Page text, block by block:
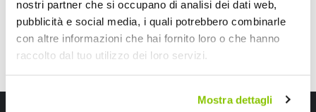
nostri partner che si occupano di analisi dei dati web,
pubblicità e social media, i quali potrebbero combinarle
con altre informazioni che hai fornito loro o che hanno
raccolto dal tuo utilizzo dei loro servizi.
Mostra dettagli